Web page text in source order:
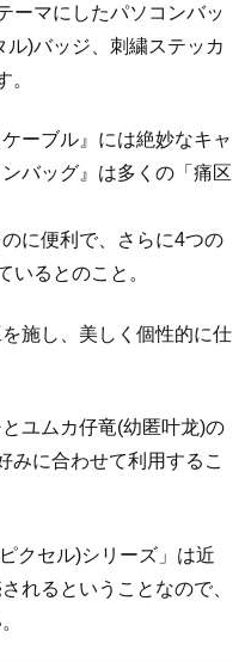
ーマにしたパソコンバッ
)バッジ、刺繍ステッカ
。
ーブル』には絶妙なキャ
バッグ』は多くの「痛区
に便利で、さらに4つの
いるとのこと。
施し、美しく個性的に仕
ユムカ仔竜(幼匿叶龙)の
みに合わせて利用するこ
クセル)シリーズ」は近
れるということなので、